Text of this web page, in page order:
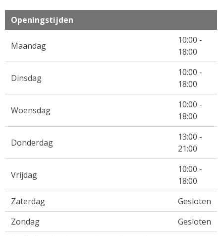
Openingstijden
Maandag
10:00 -
18:00
Dinsdag
10:00 -
18:00
Woensdag
10:00 -
18:00
Donderdag
13:00 -
21:00
Vrijdag
10:00 -
18:00
Zaterdag
Gesloten
Zondag
Gesloten